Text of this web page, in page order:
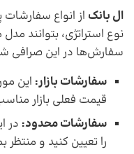
ال بانک از انواع سفارشات
نوع استراتژی، بتوانند مدل
سفارش‌ها در این صرافی
سفارشات بازار: این
قیمت فعلی بازار
سفارشات محدود: در
را تعیین کنید و منتظر